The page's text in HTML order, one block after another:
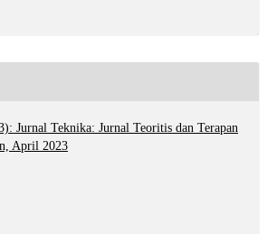
Jurnal Teknika: Jurnal Teoritis dan Terapan
April 2023